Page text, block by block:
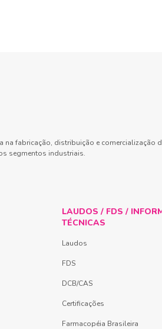
na fabricação, distribuição e
segmentos industriais.
LAUDOS / FDS /
TÉCNICAS
Laudos
FDS
DCB/CAS
Certificações
Farmacopéia Brasileira